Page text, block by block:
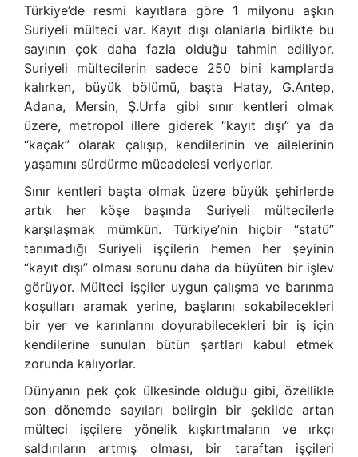
Türkiye’de resmi kayıtlara göre 1 milyonu aşkın
Suriyeli mülteci var. Kayıt dışı olanlarla birlikte bu
sayının çok daha fazla olduğu tahmin ediliyor.
Suriyeli mültecilerin sadece 250 bini kamplarda
kalırken, büyük bölümü, başta Hatay, G.Antep,
Adana, Mersin, Ş.Urfa gibi sınır kentleri olmak
üzere, metropol illere giderek “kayıt dışı” ya da
“kaçak” olarak çalışıp, kendilerinin ve ailelerinin
yaşamını sürdürme mücadelesi veriyorlar.
Sınır kentleri başta olmak üzere büyük şehirlerde
artık her köşe başında Suriyeli mültecilerle
karşılaşmak mümkün. Türkiye’nin hiçbir “statü”
tanımadığı Suriyeli işçilerin hemen her şeyinin
“kayıt dışı” olması sorunu daha da büyüten bir işlev
görüyor. Mülteci işçiler uygun çalışma ve barınma
koşulları aramak yerine, başlarını sokabilecekleri
bir yer ve karınlarını doyurabilecekleri bir iş için
kendilerine sunulan bütün şartları kabul etmek
zorunda kalıyorlar.
Dünyanın pek çok ülkesinde olduğu gibi, özellikle
son dönemde sayıları belirgin bir şekilde artan
mülteci işçilere yönelik kışkırtmaların ve ırkçı
saldırıların artmış olması, bir taraftan işçileri